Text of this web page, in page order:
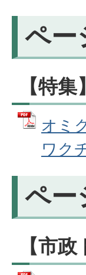
ペー
【特集】
オミ
ワク
ペー
【市